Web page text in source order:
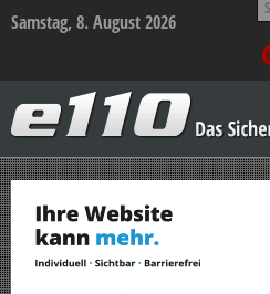
Samstag, 8. August 2026
–
Das
Sicherheitsportal
Zum
Inhalt
springen